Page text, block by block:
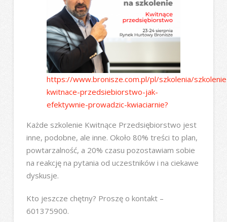
https://www.bronisze.com.pl/pl/szkolenia/
kwitnace-przedsiebiorstwo-jak-
efektywnie-prowadzic-kwiaciarnie?
Każde szkolenie Kwitnące Przedsiębiorstwo jest
inne, podobne, ale inne. Około 80% treści to plan,
powtarzalność, a 20% czasu pozostawiam sobie
na reakcję na pytania od uczestników i na ciekawe
dyskusje.
Kto jeszcze chętny? Proszę o kontakt –
601375900.